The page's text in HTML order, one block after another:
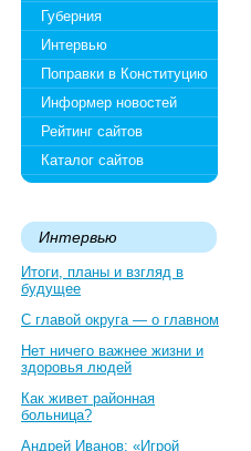
Губерния
Интервью
Поправки в Конституцию
Информер новостей
Рейтинг сайтов
Каталог сайтов
Интервью
Итоги, планы и взгляд в
будущее
С главой округа — о главном
Нет ничего важнее жизни и
здоровья людей
Как живет районная
больница?
Андрей Иванов: «Игрой